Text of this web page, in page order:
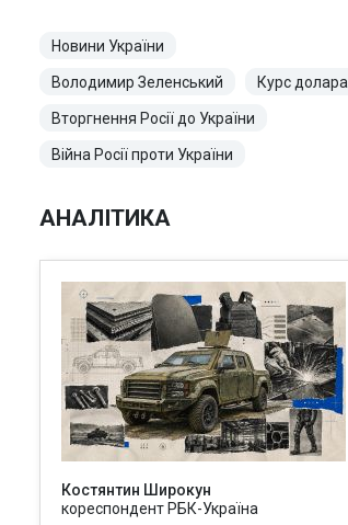
Новини України
Володимир Зеленський Курс долара
Вторгнення Росії до України
Війна Росії проти України
АНАЛІТИКА
Костянтин Широкун
кореспондент РБК-Україна